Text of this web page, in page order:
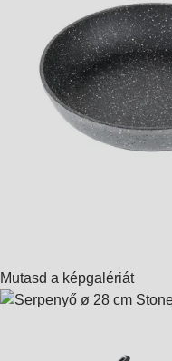
Mutasd a képgalériát